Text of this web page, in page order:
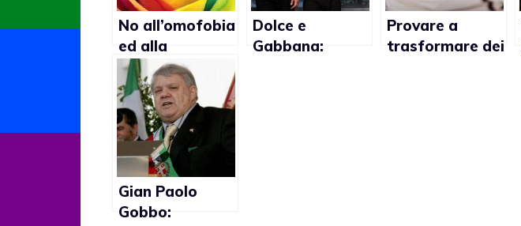
No all’omofobia
ed alla
transfobia
Dolce e
Gabbana:
Provare a
trasformare dei
Gian Paolo
Gobbo: